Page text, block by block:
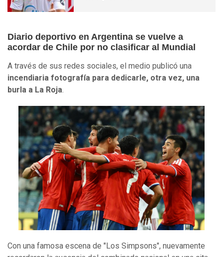
Diario deportivo en Argentina se vuelve a
acordar de Chile por no clasificar al Mundial
A través de sus redes sociales, el medio publicó una
incendiaria fotografía para dedicarle, otra vez, una
burla a La Roja.
Con una famosa escena de "Los Simpsons", nuevamente